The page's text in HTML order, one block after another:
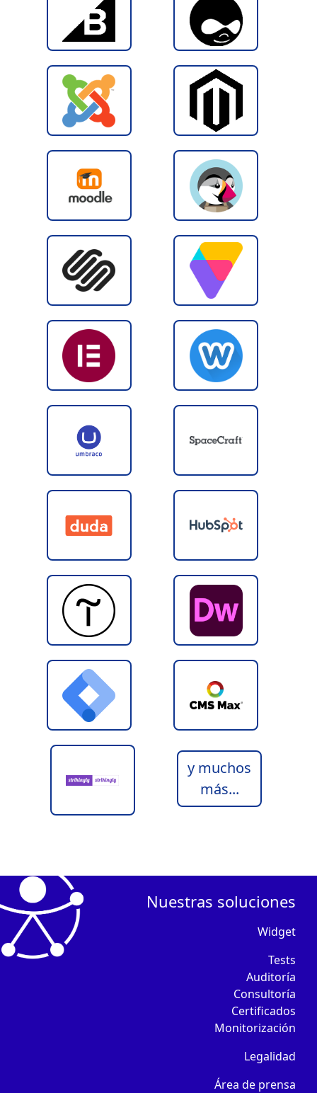
y muchos
más...
Nuestras soluciones
Widget
Tests
Auditoría
Consultoría
Certificados
Monitorización
Legalidad
Área de prensa